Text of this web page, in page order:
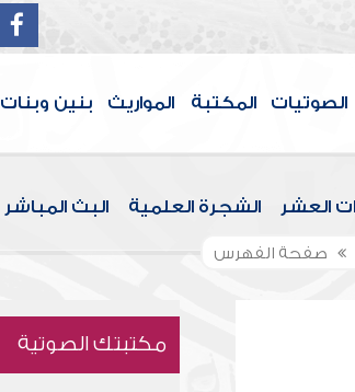
الصوتيات المكتبة المواريث بنين وبنات
العشر الشجرة العلمية البث المباشر
صفحة الفهرس
مكتبتك الصوتية